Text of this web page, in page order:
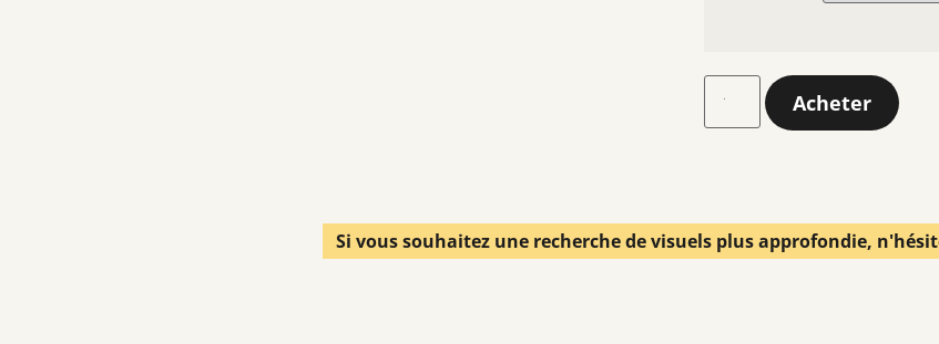
Acheter
Si vous souhaitez une recherche de visuels plus approfondie,